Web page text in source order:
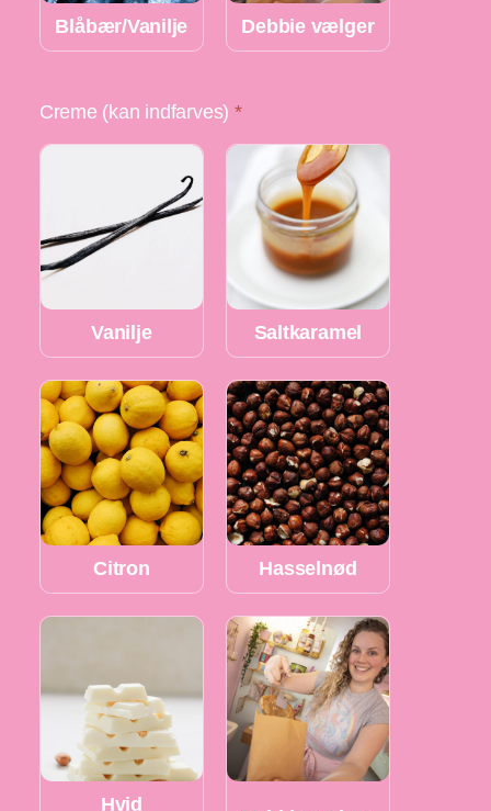
Blåbær/Vanilje Debbie vælger
Creme (kan indfarves) *
Vanilje Saltkaramel
Citron Hasselnød
Hvid